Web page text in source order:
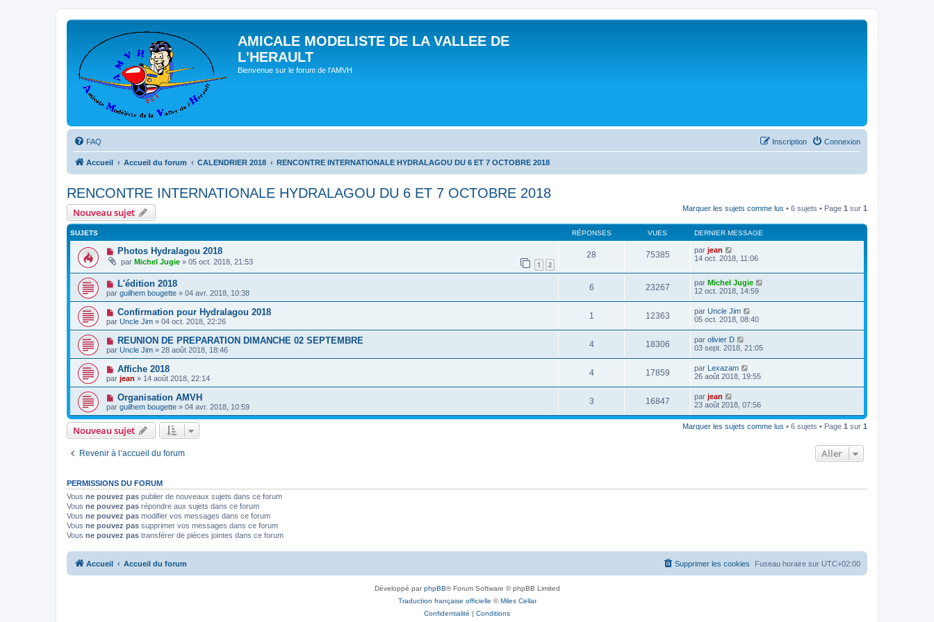
AMICALE MODELISTE DE LA VALLEE DE
L'HERAULT
Bienvenue sur le forum de l'AMVH
FAQ Connexion
Inscription
Accueil Accueil du forum CALENDRIER 2018 RENCONTRE INTERNATIONALE HYDRALAGOU DU 6 ET 7 OCTOBRE 2018
RENCONTRE INTERNATIONALE HYDRALAGOU DU 6 ET 7 OCTOBRE 2018
Nouveau sujet Marquer les sujets comme lus • 6 sujets • Page 1 sur 1
SUJETS RÉPONSES VUES DERNIER MESSAGE
Photos Hydralagou 2018
par Michel Jugie » 05 oct. 2018, 21:53 1 2
28 75385 par jean
14 oct. 2018, 11:06
L'édition 2018
par guilhem bougette » 04 avr. 2018, 10:38
6 23267 par Michel Jugie
12 oct. 2018, 14:59
Confirmation pour Hydralagou 2018
par Uncle Jim » 04 oct. 2018, 22:26
1 12363 par Uncle Jim
05 oct. 2018, 08:40
REUNION DE PREPARATION DIMANCHE 02 SEPTEMBRE
par Uncle Jim » 28 août 2018, 18:46
4 18306 par olivier D
03 sept. 2018, 21:05
Affiche 2018
par jean » 14 août 2018, 22:14
4 17859 par Lexazam
26 août 2018, 19:55
Organisation AMVH
par guilhem bougette » 04 avr. 2018, 10:59
3 16847 par jean
23 août 2018, 07:56
Nouveau sujet Marquer les sujets comme lus • 6 sujets • Page 1 sur 1
Revenir à l’accueil du forum Aller
PERMISSIONS DU FORUM
Vous ne pouvez pas publier de nouveaux sujets dans ce forum
Vous ne pouvez pas répondre aux sujets dans ce forum
Vous ne pouvez pas modifier vos messages dans ce forum
Vous ne pouvez pas supprimer vos messages dans ce forum
Vous ne pouvez pas transférer de pièces jointes dans ce forum
Accueil Accueil du forum Fuseau horaire sur UTC+02:00
Supprimer les cookies
Développé parphpBB® Forum Software © phpBB Limited
Traduction française officielle ©Miles Cellar
Confidentialité | Conditions